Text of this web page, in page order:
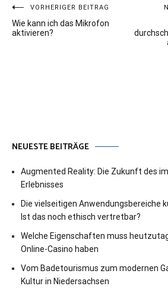
Beitragsnavigation
VORHERIGER BEITRAG
Wie kann ich das Mikrofon
aktivieren?
NEUESTE BEITRÄGE
Augmented Reality: Die Zukunft des
Erlebnisses
Die vielseitigen Anwendungsbereiche
Ist das noch ethisch vertretbar?
Welche Eigenschaften muss
Online-Casino haben
Vom Badetourismus zum modernen
Kultur in Niedersachsen